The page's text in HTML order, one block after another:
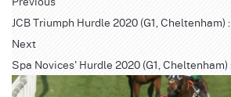
JCB Triumph Hurdle 2020 (G1,
Next
Spa Novices' Hurdle 2020 (G1,